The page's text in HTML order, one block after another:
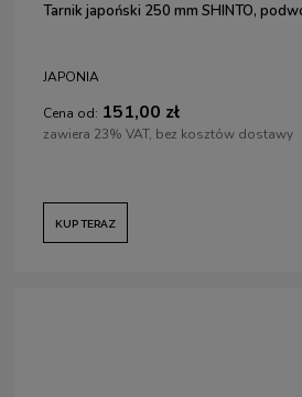
Tarnik japoński 250 mm SHINTO,
JAPONIA
Cena od: 151,00 zł
zawiera 23% VAT, bez kosztów dostawy
KUP TERAZ